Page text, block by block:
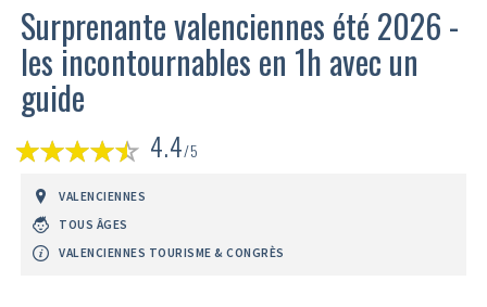
Surprenante valenciennes été 2026 -
les incontournables en 1h avec un
guide
4.4/5
VALENCIENNES
TOUS ÂGES
VALENCIENNES TOURISME & CONGRÈS